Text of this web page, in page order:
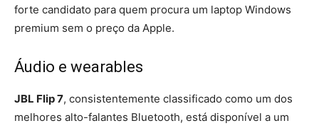
forte candidato para quem procura um laptop Windows
premium sem o preço da Apple.
Áudio e wearables
JBL Flip 7, consistentemente classificado como um dos
melhores alto-falantes Bluetooth, está disponível a um